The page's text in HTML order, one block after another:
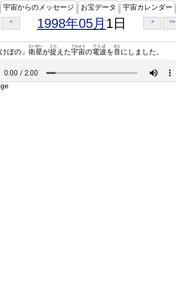
宇宙からのメッセージ お宝データ 宇宙カレンダー
< 1998年05月 1日 > >>
ぼの」 衛星
えいせい
が捉
とら
えた宇宙
うちゅう
の電波
でんぱ
を音
おと
にしました。